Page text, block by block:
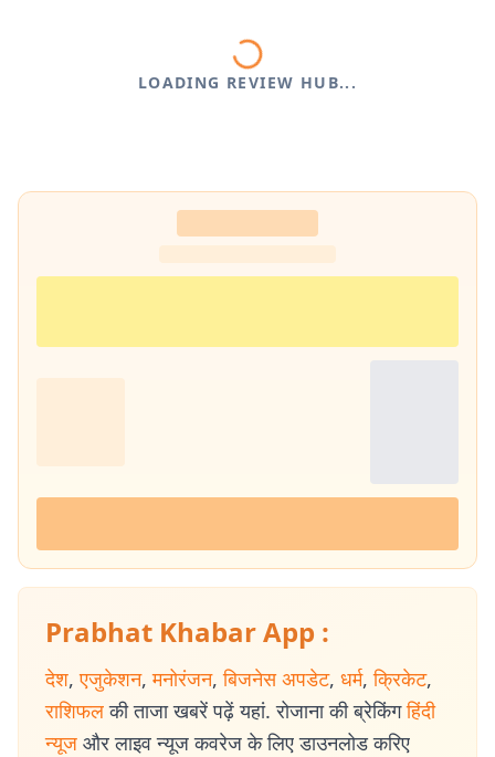
LOADING REVIEW HUB...
Prabhat Khabar App :
देश, एजुकेशन, मनोरंजन, बिजनेस अपडेट, धर्म, क्रिकेट,
राशिफल की ताजा खबरें पढ़ें यहां. रोजाना की ब्रेकिंग हिंदी
न्यूज और लाइव न्यूज कवरेज के लिए डाउनलोड करिए